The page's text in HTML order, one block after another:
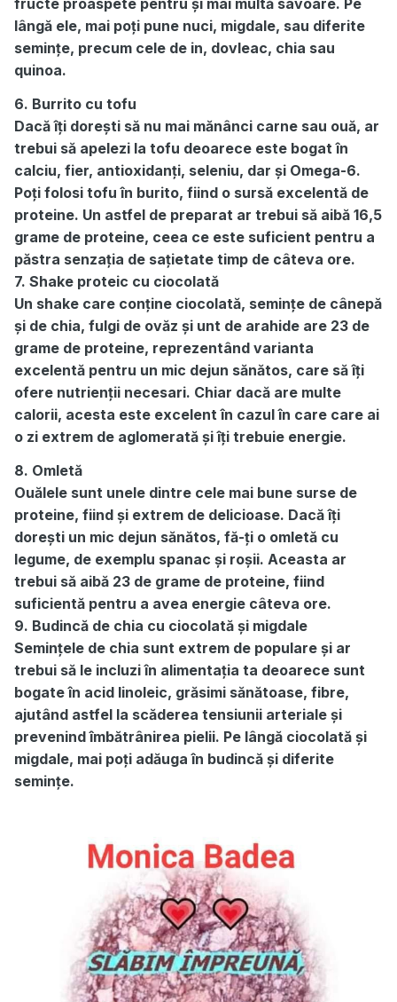
fructe proaspete pentru și mai multă savoare. Pe
lângă ele, mai poți pune nuci, migdale, sau diferite
semințe, precum cele de in, dovleac, chia sau
quinoa.
6. Burrito cu tofu
Dacă îți dorești să nu mai mănânci carne sau ouă, ar
trebui să apelezi la tofu deoarece este bogat în
calciu, fier, antioxidanți, seleniu, dar și Omega-6.
Poți folosi tofu în burito, fiind o sursă excelentă de
proteine. Un astfel de preparat ar trebui să aibă 16,5
grame de proteine, ceea ce este suficient pentru a
păstra senzația de sațietate timp de câteva ore.
7. Shake proteic cu ciocolată
Un shake care conține ciocolată, semințe de cânepă
și de chia, fulgi de ovăz și unt de arahide are 23 de
grame de proteine, reprezentând varianta
excelentă pentru un mic dejun sănătos, care să îți
ofere nutrienții necesari. Chiar dacă are multe
calorii, acesta este excelent în cazul în care care ai
o zi extrem de aglomerată și îți trebuie energie.
8. Omletă
Ouălele sunt unele dintre cele mai bune surse de
proteine, fiind și extrem de delicioase. Dacă îți
dorești un mic dejun sănătos, fă-ți o omletă cu
legume, de exemplu spanac și roșii. Aceasta ar
trebui să aibă 23 de grame de proteine, fiind
suficientă pentru a avea energie câteva ore.
9. Budincă de chia cu ciocolată și migdale
Semințele de chia sunt extrem de populare și ar
trebui să le incluzi în alimentația ta deoarece sunt
bogate în acid linoleic, grăsimi sănătoase, fibre,
ajutând astfel la scăderea tensiunii arteriale și
prevenind îmbătrânirea pielii. Pe lângă ciocolată și
migdale, mai poți adăuga în budincă și diferite
semințe.